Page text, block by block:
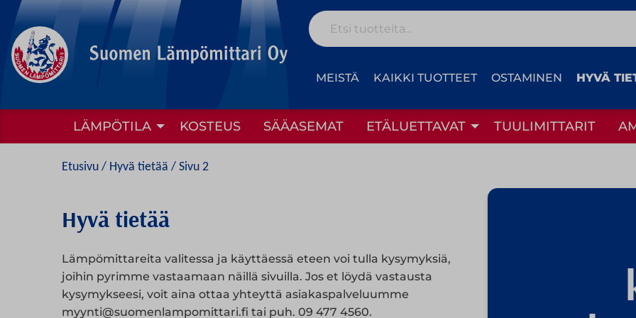
content
Etsi:
MEISTÄ KAIKKI TUOTTEET OSTAMINEN HYVÄ
LÄMPÖTILA KOSTEUS SÄÄASEMAT ETÄLUETTAVAT TUULIMITTARIT
Etusivu / Hyvä tietää / Sivu 2
Hyvä tietää
Lämpömittareita valitessa ja käyttäessä eteen voi tulla kysymyksiä,
joihin pyrimme vastaamaan näillä sivuilla. Jos et löydä vastausta
kysymykseesi, voit aina ottaa yhteyttä asiakaspalveluumme
myynti@suomenlampomittari.fi tai puh. 09 477 4560.